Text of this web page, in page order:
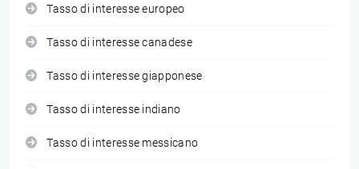
Tasso di interesse europeo
Tasso di interesse canadese
Tasso di interesse giapponese
Tasso di interesse indiano
Tasso di interesse messicano